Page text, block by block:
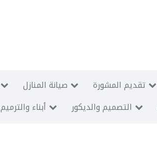
صيانة المنازل تقديم المشورة
أبناء والترميم التصميم والديكور